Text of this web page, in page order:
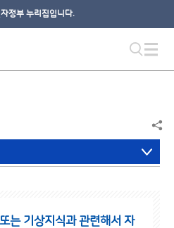
정부 누리집입니다.
는 기상지식과 관련해서 자